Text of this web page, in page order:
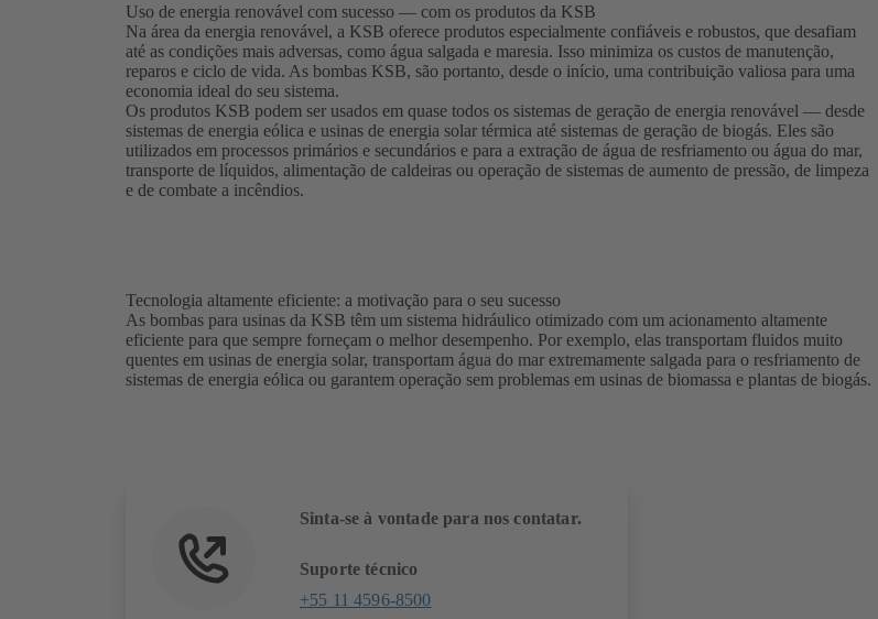
Uso de energia renovável com sucesso — com os produtos da KSB
Na área da energia renovável, a KSB oferece produtos especialmente confiáveis e robustos, que desafiam
até as condições mais adversas, como água salgada e maresia. Isso minimiza os custos de manutenção,
reparos e ciclo de vida. As bombas KSB, são portanto, desde o início, uma contribuição valiosa para uma
economia ideal do seu sistema.
Os produtos KSB podem ser usados em quase todos os sistemas de geração de energia renovável — desde
sistemas de energia eólica e usinas de energia solar térmica até sistemas de geração de biogás. Eles são
utilizados em processos primários e secundários e para a extração de água de resfriamento ou água do mar,
transporte de líquidos, alimentação de caldeiras ou operação de sistemas de aumento de pressão, de limpeza
e de combate a incêndios.
Tecnologia altamente eficiente: a motivação para o seu sucesso
As bombas para usinas da KSB têm um sistema hidráulico otimizado com um acionamento altamente
eficiente para que sempre forneçam o melhor desempenho. Por exemplo, elas transportam fluidos muito
quentes em usinas de energia solar, transportam água do mar extremamente salgada para o resfriamento de
sistemas de energia eólica ou garantem operação sem problemas em usinas de biomassa e plantas de biogás.
Sinta-se à vontade para nos contatar.
Suporte técnico
+55 11 4596-8500